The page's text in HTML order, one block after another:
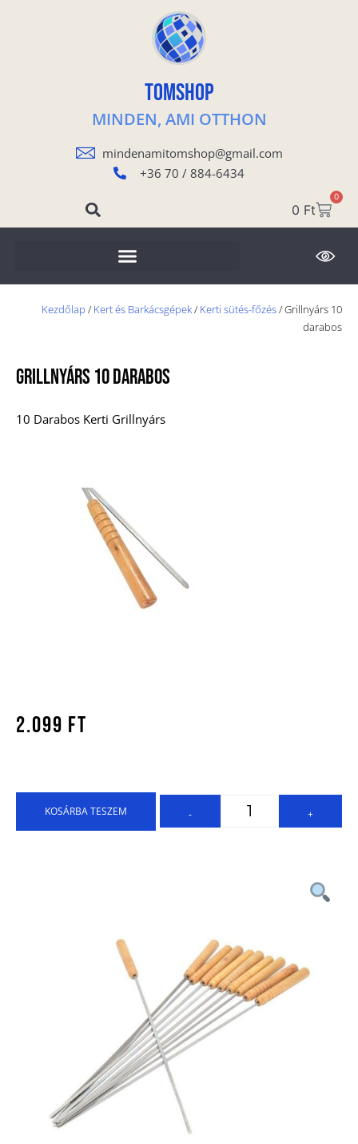
TOMSHOP
MINDEN, AMI OTTHON
mindenamitomshop@gmail.com
+36 70 / 884-6434
0 Ft
0
Kezdőlap / Kert és Barkácsgépek/ Kerti sütés-főzés/ Grillnyárs 10
darabos
Grillnyárs 10 Darabos
10 Darabos Kerti Grillnyárs
2.099 Ft
- +
KOSÁRBA TESZEM